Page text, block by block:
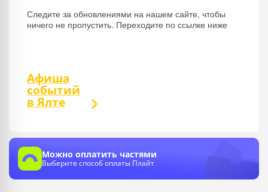
Следите за обновлениями на нашем сайте, чтобы
ничего не пропустить. Переходите по ссылке ниже
Афиша
событий
в Ялте
Можно оплатить частями
Выберите способ оплаты Плайт